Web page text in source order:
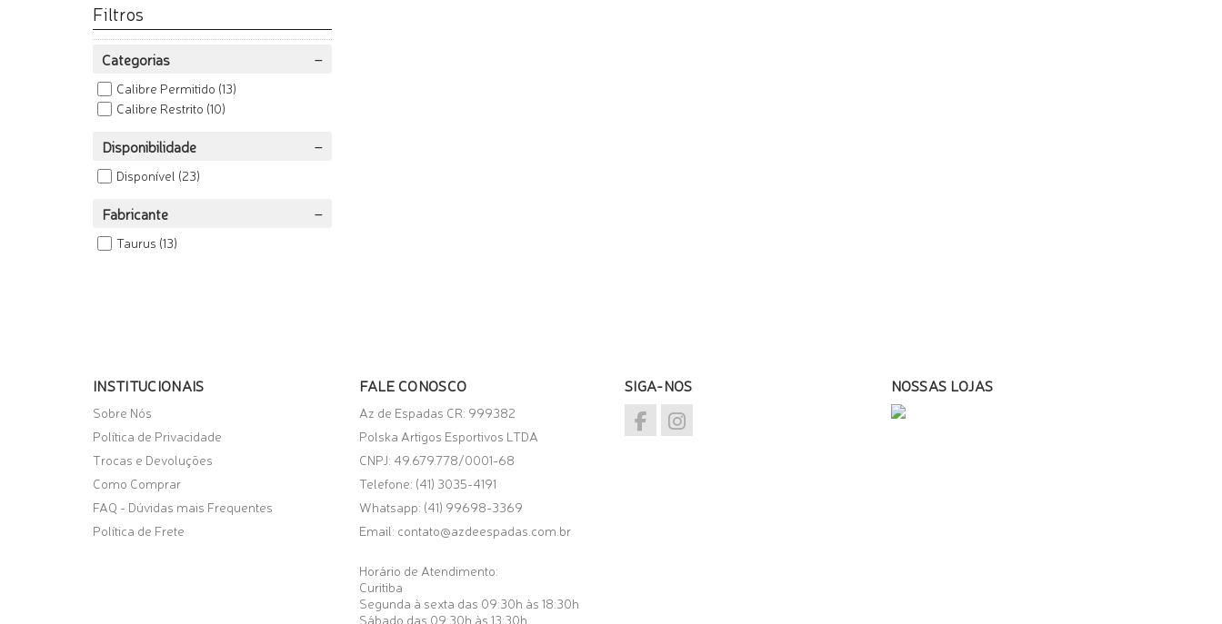
Filtros
Categorias
Calibre Permitido (13)
Calibre Restrito (10)
Disponibilidade
Disponível (23)
Fabricante
Taurus (13)
INSTITUCIONAIS
Sobre Nós
Política de Privacidade
Trocas e Devoluções
Como Comprar
FAQ - Dúvidas mais Frequentes
Política de Frete
FALE CONOSCO
Az de Espadas CR: 999382
Polska Artigos Esportivos LTDA
CNPJ: 49.679.778/0001-68
Telefone: (41) 3035-4191
Whatsapp: (41) 99698-3369
Email: contato@azdeespadas.com.br
Horário de Atendimento:
Curitiba
Segunda à sexta das 09:30h às 18:30h
Sábado das 09:30h às 13:30h
SIGA-NOS NOSSAS LOJAS